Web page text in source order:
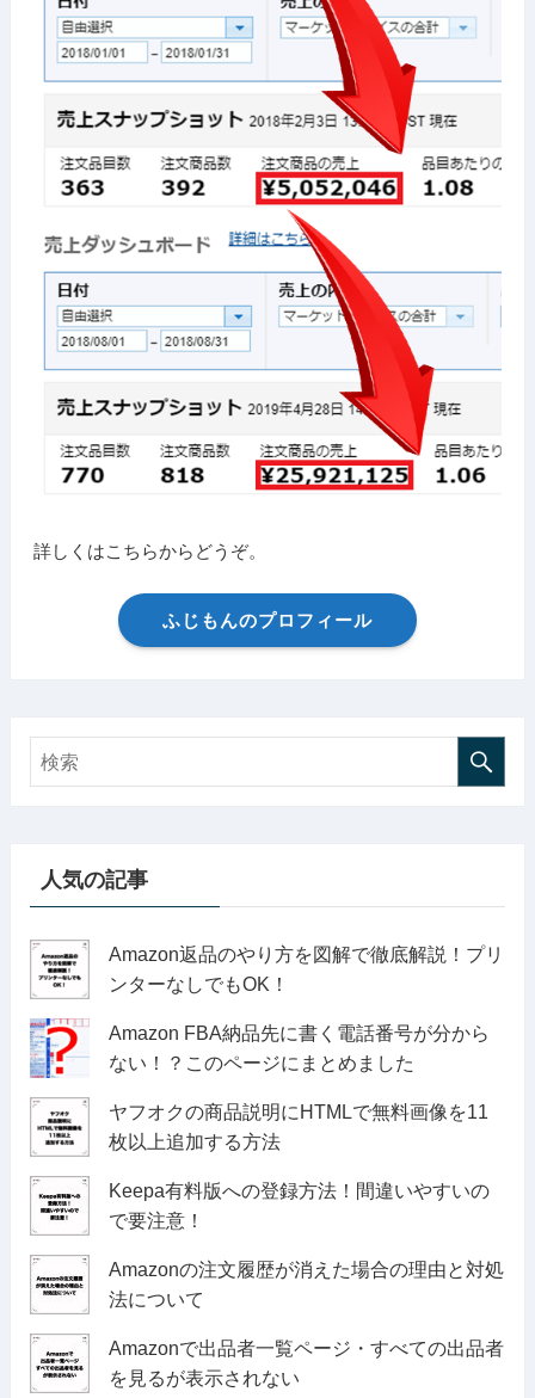
詳しくはこちらからどうぞ。
ふじもんのプロフィール
人気の記事
Amazon返品のやり方を図解で徹底解説！プリ
ンターなしでもOK！
Amazon FBA納品先に書く電話番号が分から
ない！？このページにまとめました
ヤフオクの商品説明にHTMLで無料画像を11
枚以上追加する方法
Keepa有料版への登録方法！間違いやすいの
で要注意！
Amazonの注文履歴が消えた場合の理由と対処
法について
Amazonで出品者一覧ページ・すべての出品者
を見るが表示されない